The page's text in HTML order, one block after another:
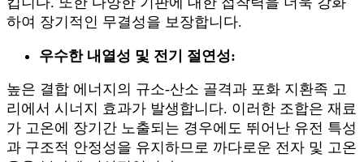
하여 장기적인 무결성을 보장합니다.
우수한 내열성 및 전기 절연성:
높은 결합 에너지의 규소-산소 골격과 포화 지환족 고
리에서 시너지 효과가 발생합니다. 이러한 조합은 재료
가 고온에 장기간 노출되는 경우에도 뛰어난 유전 특성
과 구조적 안정성을 유지하므로 까다로운 전자 및 고온